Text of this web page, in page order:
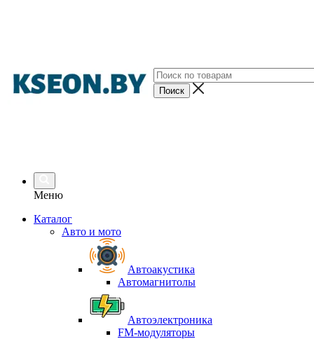
Меню
Каталог
Авто и мото
Автоакустика
Автомагнитолы
Автоэлектроника
FM-модуляторы